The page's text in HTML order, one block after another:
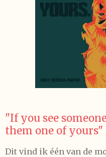
"If you see
them one of
Dit vind ik één van de